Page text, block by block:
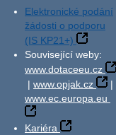
Elektronické podání
žádosti o podporu
(IS KP21+)
Související weby:
www.dotaceeu.cz
| www.opjak.cz
|
www.ec.europa.eu
Kariéra